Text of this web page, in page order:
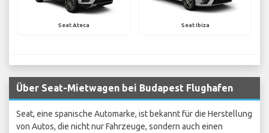
Seat Ateca Seat Ibiza
Über Seat-Mietwagen bei Budapest Flughafen
Seat, eine spanische Automarke, ist bekannt für die Herstellung
von Autos, die nicht nur Fahrzeuge, sondern auch einen